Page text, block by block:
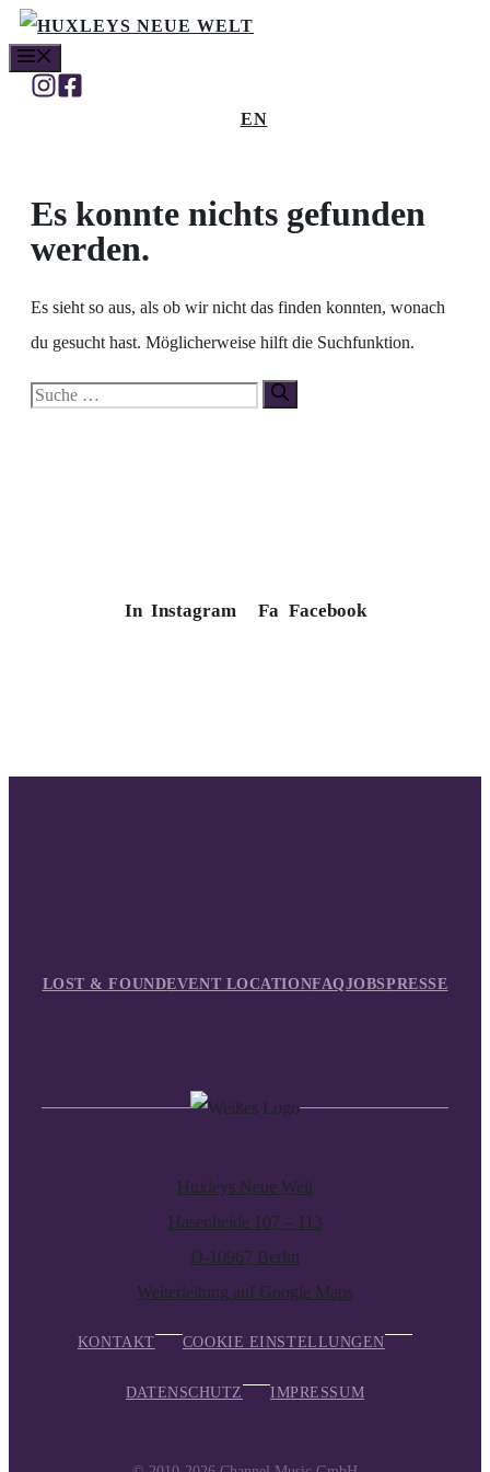
Zum
Inhalt
springen
EN
Es konnte nichts gefunden
werden.
Es sieht so aus, als ob wir nicht das finden konnten, wonach
du gesucht hast. Möglicherweise hilft die Suchfunktion.
Suche
In Instagram Fa Facebook
LOST & FOUNDEVENT LOCATIONFAQJOBSPRESSE
Huxleys Neue Welt
Hasenheide 107 – 113
D-10967 Berlin
Weiterleitung auf Google Maps
KONTAKT COOKIE EINSTELLUNGEN
DATENSCHUTZ IMPRESSUM